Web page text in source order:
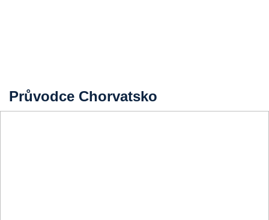
Průvodce Chorvatsko